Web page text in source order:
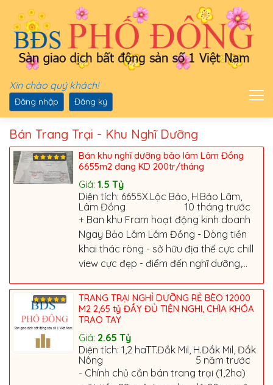
Xin chào quý khách!
Đăng nhập Đăng ký
Bán Trang Trại - Khu Nghĩ Dưỡng
Bán khu nghĩ dưỡng bảo lâm Lâm Đồng
6655m2 đang KD 200tr/tháng
Giá: 1.5 Tỷ
Diện tích: 6655X.Lộc Bảo, H.Bảo Lâm,
Lâm Đồng
10 tháng trước
+ Ban khu Fram hoạt động kinh doanh
Ngay Bảo Lâm Lâm Đồng - Dòng tiền
khai thác ròng - sở hữu địa thế cực chill
view cực đẹp - điểm đến nghĩ dưỡng,...
TRANG TRẠI NGHỈ DƯỠNG RẺ BÈO 12000
M2 2,65 tỷ ĐẦY ĐỦ TIỆN NGHI, CHÌA KHÓA
TRAO TAY
Giá: 2.65 Tỷ
Diện tích: 1,2 haTT.Đắk Mil, H.Đắk Mil, Đắk
Nông
5 năm trước
- Chính chủ cần bán trang trại (1,2ha)